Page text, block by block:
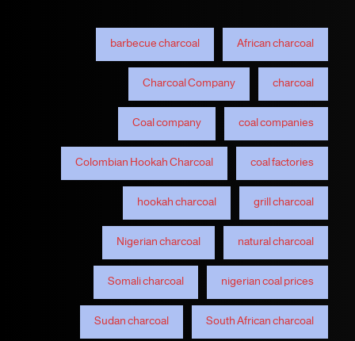
African charcoal
barbecue charcoal
charcoal
Charcoal Company
coal companies
Coal company
coal factories
Colombian Hookah Charcoal
grill charcoal
hookah charcoal
natural charcoal
Nigerian charcoal
nigerian coal prices
Somali charcoal
South African charcoal
Sudan charcoal